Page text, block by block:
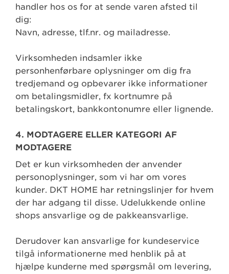
handler hos os for at sende varen afsted til
dig:
Navn, adresse, tlf.nr. og mailadresse.
Virksomheden indsamler ikke
personhenførbare oplysninger om dig fra
tredjemand og opbevarer ikke informationer
om betalingsmidler, fx kortnumre på
betalingskort, bankkontonumre eller lignende.
4. MODTAGERE ELLER KATEGORI AF
MODTAGERE
Det er kun virksomheden der anvender
personoplysninger, som vi har om vores
kunder. DKT HOME har retningslinjer for hvem
der har adgang til disse. Udelukkende online
shops ansvarlige og de pakkeansvarlige.
Derudover kan ansvarlige for kundeservice
tilgå informationerne med henblik på at
hjælpe kunderne med spørgsmål om levering,